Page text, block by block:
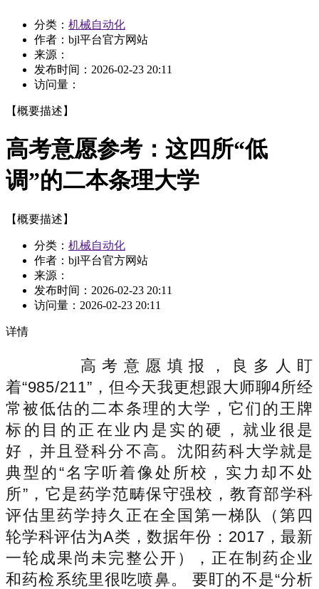
分类： 机械自动化
作者：bjl平台官方网站
来源：
发布时间： 2026-02-23 20:11
访问量：
【概要描述】
高考意愿参考：这四所“低
调”的二本条理大学
【概要描述】
分类： 机械自动化
作者：bjl平台官方网站
来源：
发布时间： 2026-02-23 20:11
访问量： 2026-02-23 20:11
详情
高考意愿填报，良多人盯
着“985/211”，但今天我更想跟大师聊4所经
常被低估的二本条理的大学，它们的王牌
标的目的正在业内是实的硬，就业很是
好，并且登科分不高。沈阳药科大学就是
典型的“名字听着像处所校，实力却不处
所”，它是药学范畴保守强校，教育部学科
评估里药学持久正在全国第一梯队（第四
轮学科评估为A类，数据年份：2017，最新
一轮成果尚未完整公开），正在制药企业
和药检系统里很吃喷鼻。 要盯的不是“分析